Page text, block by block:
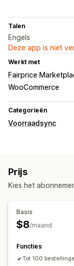
Talen
Engels
Deze app is niet
Werkt met
Fairprice
WooCommerce
Categorieën
Voorraadsync
Realtime
Prijs
Kies het
Basis
$8/maand
Functies
Tot 100